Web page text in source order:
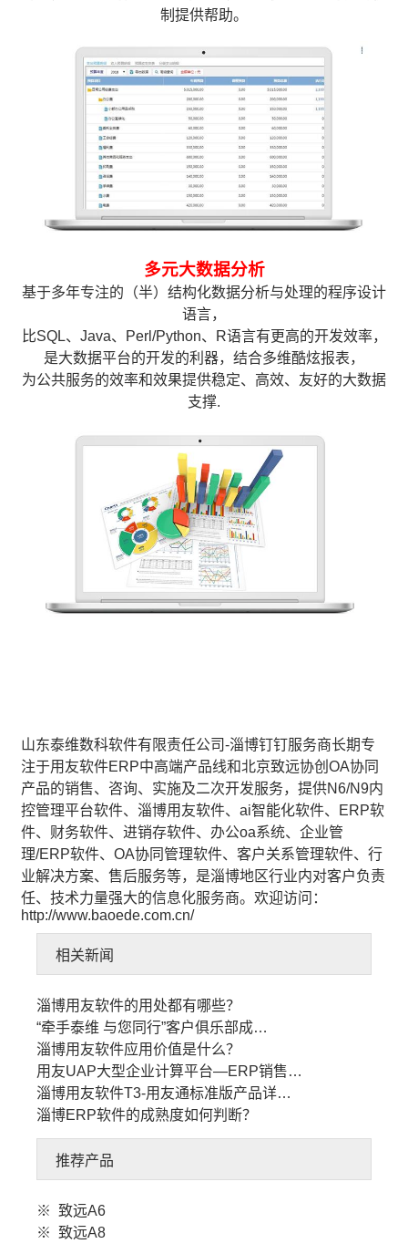
制提供帮助。
多元大数据分析
基于多年专注的（半）结构化数据分析与处理的程序设计
语言，
比SQL、Java、Perl/Python、R语言有更高的开发效率，
是大数据平台的开发的利器，结合多维酷炫报表，
为公共服务的效率和效果提供稳定、高效、友好的大数据
支撑.
山东泰维数科软件有限责任公司-淄博钉钉服务商长期专
注于用友软件ERP中高端产品线和北京致远协创OA协同
产品的销售、咨询、实施及二次开发服务，提供N6/N9内
控管理平台软件、 淄博用友软件、 ai智能化软件、
ERP软
件、 财务软件、 进销存软件、 办公oa系统、企业管
理/ERP软件、OA协同管理软件、客户关系管理软件、行
业解决方案、售后服务等，是淄博地区行业内对客户负责
任、技术力量强大的信息化服务商。欢迎访问：
http://www.baoede.com.cn/
相关新闻
淄博用友软件的用处都有哪些？
“牵手泰维 与您同行”客户俱乐部成…
淄博用友软件应用价值是什么？
用友UAP大型企业计算平台—ERP销售…
淄博用友软件T3-用友通标准版产品详…
淄博ERP软件的成熟度如何判断？
推荐产品
※ 致远A6
※ 致远A8